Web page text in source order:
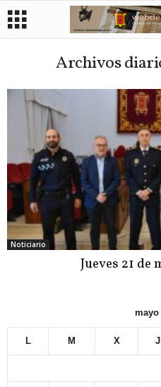
Archivos
Noticiario
Jueves 21 de
mayo
L M X J